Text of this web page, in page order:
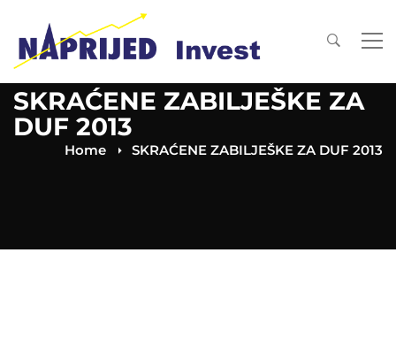
SKRAĆENE ZABILJEŠKE ZA
DUF 2013
Home SKRAĆENE ZABILJEŠKE ZA DUF 2013